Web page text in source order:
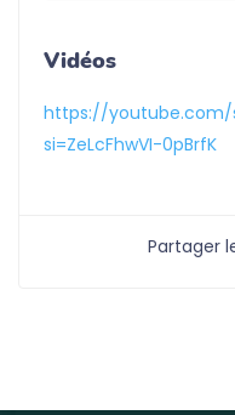
Vidéos
https://youtube.com/
si=ZeLcFhwVI-0pBrfK
Partager